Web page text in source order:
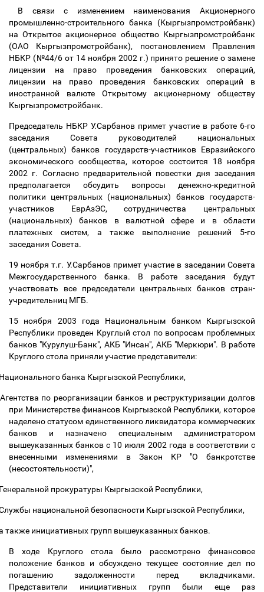
В связи с изменением наименования Акционерного
промышленно-строительного банка (Кыргызпромстройбанк)
на Открытое акционерное общество Кыргызпромстройбанк
(ОАО Кыргызпромстройбанк), постановлением Правления
НБКР (№44/6 от 14 ноября 2002 г.) принято решение о замене
лицензии на право проведения банковских операций,
лицензии на право проведения банковских операций в
иностранной валюте Открытому акционерному обществу
Кыргызпромстройбанк.
Председатель НБКР У.Сарбанов примет участие в работе 6-го
заседания Совета руководителей национальных
(центральных) банков государств-участников Евразийского
экономического сообщества, которое состоится 18 ноября
2002 г. Согласно предварительной повестки дня заседания
предполагается обсудить вопросы денежно-кредитной
политики центральных (национальных) банков государств-
участников ЕврАзЭС, сотрудничества центральных
(национальных) банков в валютной сфере и в области
платежных систем, а также выполнение решений 5-го
заседания Совета.
19 ноября т.г. У.Сарбанов примет участие в заседании Совета
Межгосударственного банка. В работе заседания будут
участвовать все председатели центральных банков стран-
учредительниц МГБ.
15 ноября 2003 года Национальным банком Кыргызской
Республики проведен Круглый стол по вопросам проблемных
банков "Курулуш-Банк", АКБ "Инсан", АКБ "Меркюри". В работе
Круглого стола приняли участие представители:
банка Кыргызской Республики,
Агентства по реорганизации банков и реструктуризации долгов
при Министерстве финансов Кыргызской Республики, которое
наделено статусом единственного ликвидатора коммерческих
банков и назначено специальным администратором
вышеуказанных банков с 10 июля 2002 года в соответствии с
внесенными изменениями в Закон КР "О банкротстве
(несостоятельности)",
прокуратуры Кыргызской Республики,
национальной безопасности Кыргызской Республики,
также инициативных групп вышеуказанных банков.
В ходе Круглого стола было рассмотрено финансовое
положение банков и обсуждено текущее состояние дел по
погашению задолженности перед вкладчиками.
Представители инициативных групп были еще раз